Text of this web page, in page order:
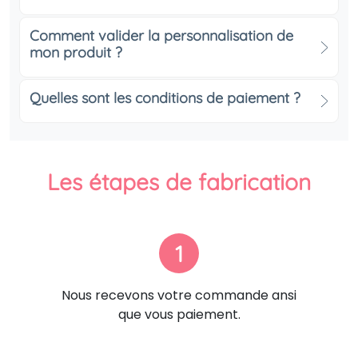
Comment valider la personnalisation de
mon produit ?
Quelles sont les conditions de paiement ?
Les étapes de fabrication
1
Nous recevons votre commande ansi
que vous paiement.